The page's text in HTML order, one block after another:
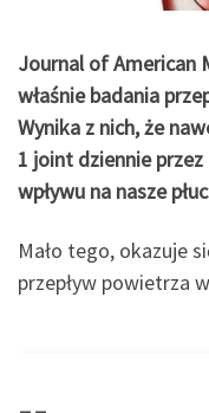
Journal of American
właśnie badania
Wynika z nich, że
1 joint dziennie
wpływu na nasze
Mało tego, okazuje
przepływ powietrza